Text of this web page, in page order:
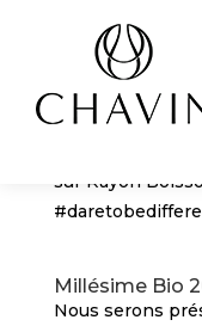
Mathilde
alcool
Pourquoi cette
sur Rayon
Millésime Bio
Nous serons